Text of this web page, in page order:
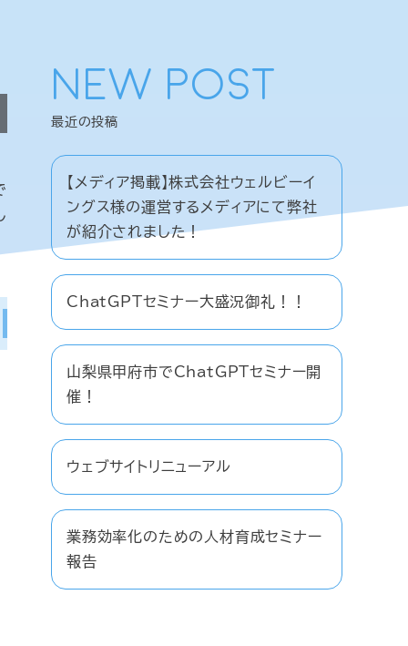
NEW POST
【メディア掲載】株式会社ウェルビーイ
ングス様の運営するメディアにて弊社
が紹介されました！
ChatGPTセミナー大盛況御礼！！
山梨県甲府市でChatGPTセミナー開
催！
ウェブサイトリニューアル
業務効率化のための人材育成セミナー
報告